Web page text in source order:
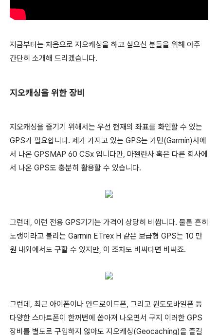
지금부터는 처음으로 지오캐싱을 하고 싶으신 분들을 위해 아주
간단히 소개해 드리겠습니다.
지오캐싱을 위한 장비
지오캐싱을 즐기기 위해서는 우선 현재의 좌표를 화인할 수 있는
GPS가 필요합니다. 제가 가지고 있는 GPS는 가민(Garmin)사에
서 나온 GPSMAP 60 CSx 입니다만, 마젤란사 혹은 다른 회사에
서 나온 GPS도 충분히 활용할 수 있습니다.
그런데, 이런 전용 GPS기기는 가격이 상당히 비쌉니다. 물론 흔히
노랭이라고 불리는 Garmin ETrex H 같은 보급형 GPS는 10 만
원 내외에서도 구할 수 있지만, 이 조차도 비싸다면 비싸죠.
그런데, 최근 아이폰이나 안드로이드폰, 그리고 윈도모바일폰 등
다양한 스마트폰이 한꺼번에 쏟아져 나오면서 구지 이러한 GPS
장비를 별도로 구입하지 않아도 지오캐싱(Geocaching)을 즐길